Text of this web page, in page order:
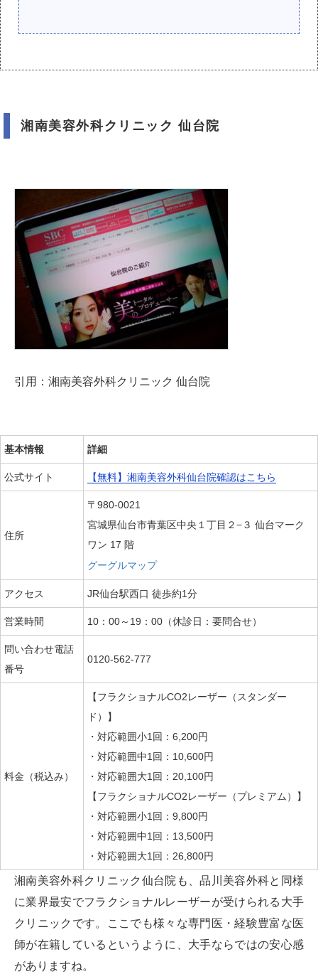
湘南美容外科クリニック 仙台院
引用：湘南美容外科クリニック 仙台院
基本情報 詳細
公式サイト 【無料】湘南美容外科仙台院確認はこちら
住所
〒980-0021
宮城県仙台市青葉区中央１丁目２−３ 仙台マーク
ワン 17 階
グーグルマップ
アクセス JR仙台駅西口 徒歩約1分
営業時間 10：00～19：00（休診日：要問合せ）
問い合わせ電話
番号
0120-562-777
料金（税込み）
【フラクショナルCO2レーザー（スタンダー
ド）】
・対応範囲小1回：6,200円
・対応範囲中1回：10,600円
・対応範囲大1回：20,100円
【フラクショナルCO2レーザー（プレミアム）】
・対応範囲小1回：9,800円
・対応範囲中1回：13,500円
・対応範囲大1回：26,800円
湘南美容外科クリニック仙台院も、品川美容外科と同様
に業界最安でフラクショナルレーザーが受けられる大手
クリニックです。ここでも様々な専門医・経験豊富な医
師が在籍しているというように、大手ならではの安心感
がありますね。